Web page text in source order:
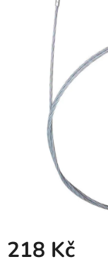
218 Kč